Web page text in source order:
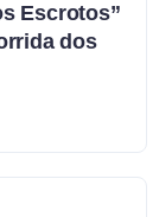
Escrotos”
dos